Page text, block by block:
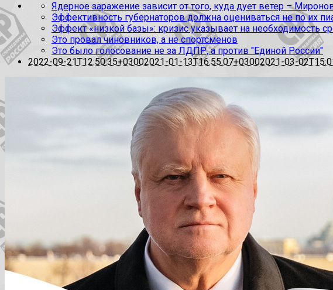
Ядерное заражение зависит от того, куда дует ветер –
Эффективность губернаторов должна оцениваться не по их
Эффект «низкой базы»: кризис указывает на необходимость
Это провал чиновников, а не спортсменов
Это было голосование не за ЛДПР, а против "Единой России"
2022-09-21T12:50:35+03002021-01-13T16:55:07+03002021-03-